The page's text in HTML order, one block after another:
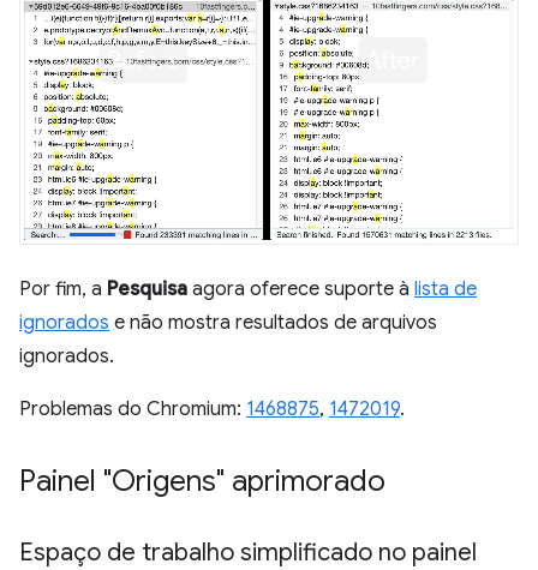
Por fim, a Pesquisa agora oferece suporte à lista de
ignorados e não mostra resultados de arquivos
ignorados.
Problemas do Chromium: 1468875, 1472019.
Painel "Origens" aprimorado
Espaço de trabalho simplificado no painel